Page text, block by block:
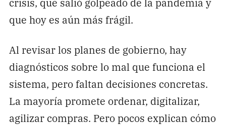
que hoy es aún más frágil.
Al revisar los planes de gobierno, hay
diagnósticos sobre lo mal que funciona el
sistema, pero faltan decisiones concretas.
La mayoría promete ordenar, digitalizar,
agilizar compras. Pero pocos explican cómo